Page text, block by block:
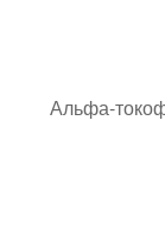
Альфа-